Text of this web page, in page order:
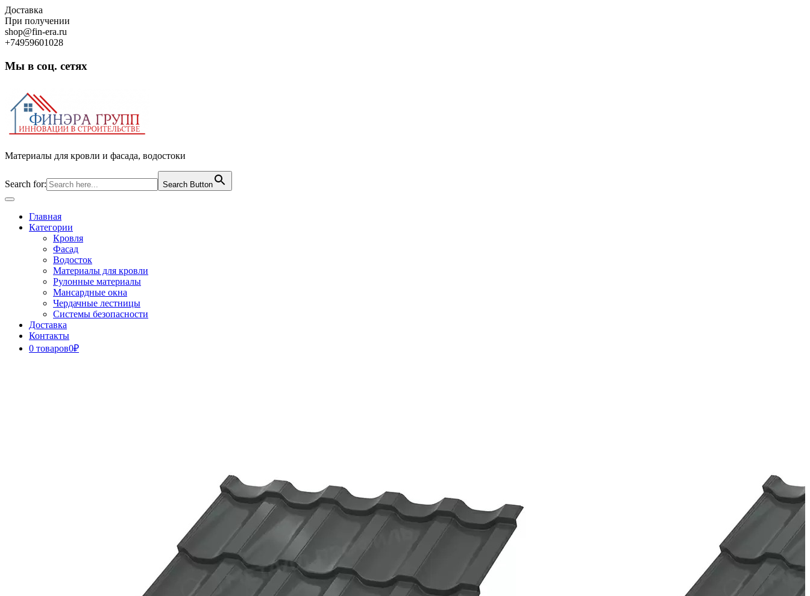
Skip
to
content
Доставка
При получении
shop@fin-era.ru
+74959601028
Мы в соц. сетях
Материалы для кровли и фасада, водостоки
Search for: Search Button
Open
ButtonГлавная
Категории
Кровля
Фасад
Водосток
Материалы для кровли
Рулонные материалы
Мансардные окна
Чердачные лестницы
Системы безопасности
Доставка
Контакты
0 товаров0₽